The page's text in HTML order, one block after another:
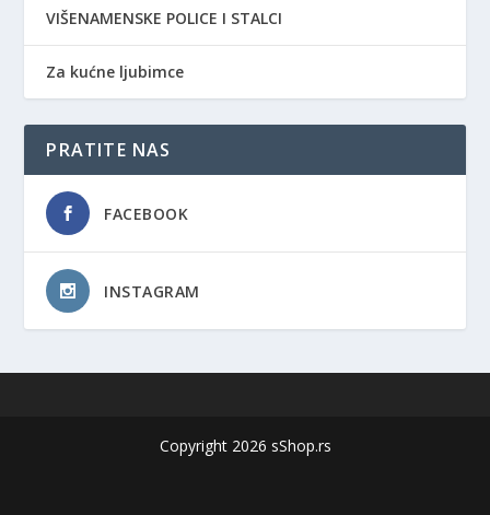
VIŠENAMENSKE POLICE I STALCI
Za kućne ljubimce
PRATITE NAS
FACEBOOK
INSTAGRAM
Copyright 2026 sShop.rs